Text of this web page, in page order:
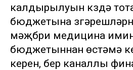
калдырылуын күздә
бюджетына
мәҗбүри медицина
бюджетыннан өстәмә
керүен, бер каналлы